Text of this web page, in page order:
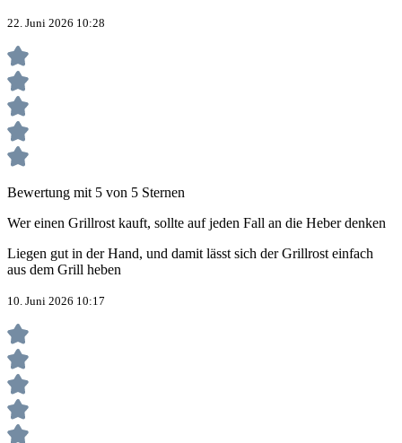
22. Juni 2026 10:28
Bewertung mit 5 von 5 Sternen
Wer einen Grillrost kauft, sollte auf jeden Fall an die Heber denken
Liegen gut in der Hand, und damit lässt sich der Grillrost einfach
aus dem Grill heben
10. Juni 2026 10:17